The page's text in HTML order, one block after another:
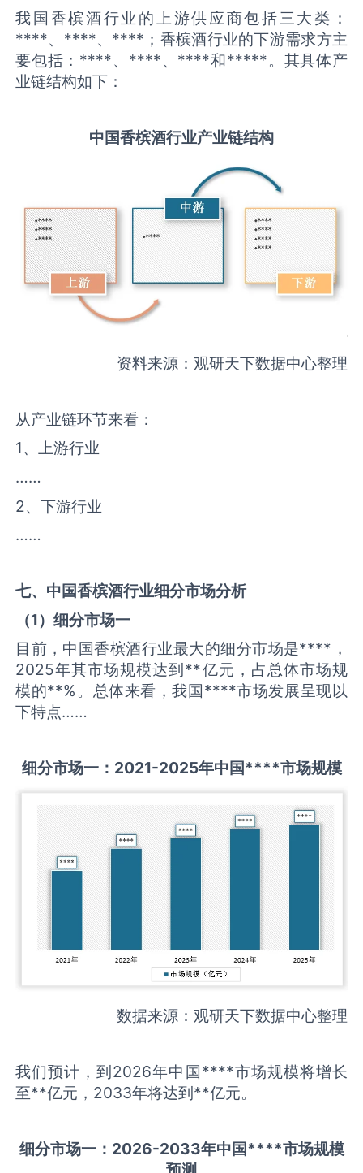
我国香槟酒行业的上游供应商包括三大类：
****、****、****；香槟酒行业的下游需求方主
要包括：****、****、****和*****。其具体产
业链结构如下：
中国香槟酒行业产业链结构
资料来源：观研天下数据中心整理
从产业链环节来看：
1、上游行业
……
2、下游行业
……
七、中国香槟酒行业细分市场分析
（1）细分市场一
目前，中国香槟酒行业最大的细分市场是****，
2025年其市场规模达到**亿元，占总体市场规
模的**%。总体来看，我国****市场发展呈现以
下特点……
细分市场一： 2021-2025年中国****市场规模
数据来源：观研天下数据中心整理
我们预计，到2026年中国****市场规模将增长
至**亿元，2033年将达到**亿元。
细分市场一： 2026-2033年中国****市场规模